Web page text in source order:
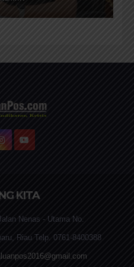
Masyarakat
KITA
Nenas - Utama No.
Riau Telp. 0761-8400388